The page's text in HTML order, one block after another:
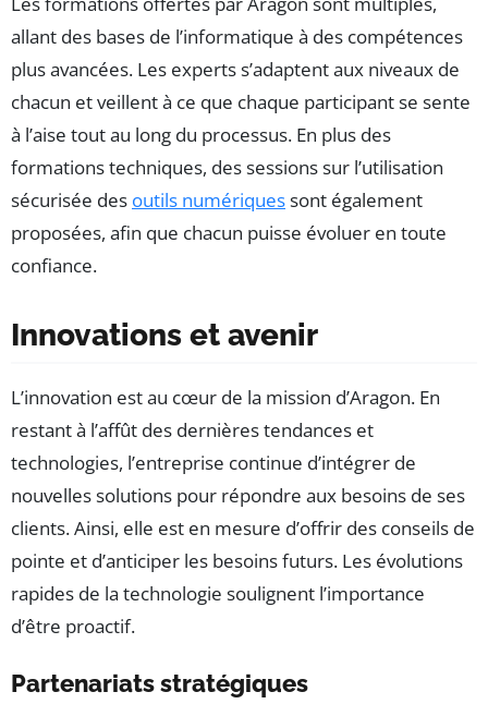
allant des bases de l’informatique à des compétences
plus avancées. Les experts s’adaptent aux niveaux de
chacun et veillent à ce que chaque participant se sente
à l’aise tout au long du processus. En plus des
formations techniques, des sessions sur l’utilisation
sécurisée des outils numériquessont également
proposées, afin que chacun puisse évoluer en toute
confiance.
Innovations et avenir
L’innovation est au cœur de la mission d’Aragon. En
restant à l’affût des dernières tendances et
technologies, l’entreprise continue d’intégrer de
nouvelles solutions pour répondre aux besoins de ses
clients. Ainsi, elle est en mesure d’offrir des conseils de
pointe et d’anticiper les besoins futurs. Les évolutions
rapides de la technologie soulignent l’importance
d’être proactif.
Partenariats stratégiques